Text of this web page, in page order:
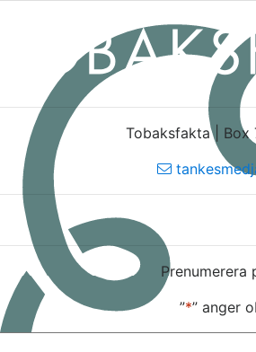
Tobaksfakta | Box
Prenumerera
”*” anger